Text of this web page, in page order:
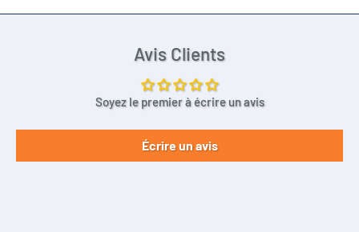
Avis Clients
Soyez le premier à écrire un avis
Écrire un avis